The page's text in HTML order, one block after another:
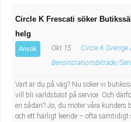
Circle K Frescati söker
helg
Ansök Okt 15
Circle K Sverige
Bensinstationsbiträde/
Vart är du på väg? Nu söker vi
vill bli världsbäst på service. Och
en sådan? Jo, du möter våra
och ett härligt leende – ofta